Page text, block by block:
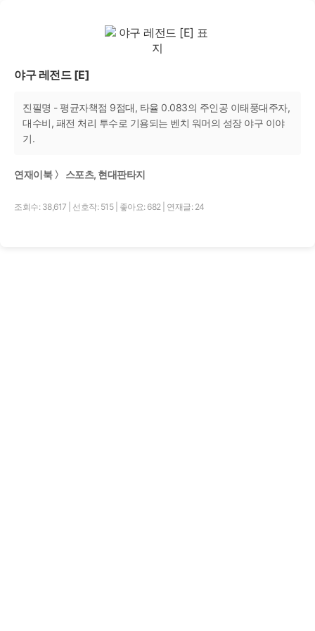
야구 레전드 [E]
진필명 - 평균자책점 9점대, 타율 0.083의 주인공 이태풍대주자,
대수비, 패전 처리 투수로 기용되는 벤치 워머의 성장 야구 이야
기.
연재이북 〉 스포츠, 현대판타지
조회수: 38,617 선호작: 515 좋아요: 682 연재글: 24